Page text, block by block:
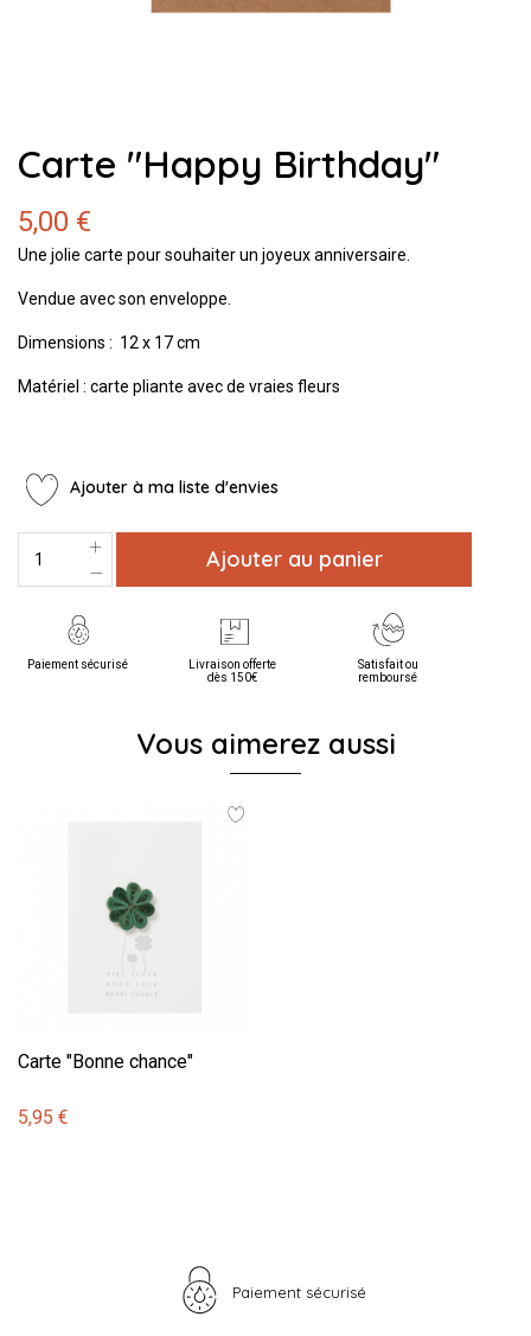
Carte "Happy Birthday"
5,00 €
Une jolie carte pour souhaiter un joyeux anniversaire.
Vendue avec son enveloppe.
Dimensions : 12 x 17 cm
Matériel : carte pliante avec de vraies fleurs
Ajouter à ma liste d'envies
Ajouter au panier
Paiement sécurisé
Livraison offerte
dès 150€
Satisfait ou
remboursé
Vous aimerez aussi
Carte "Bonne chance"
5,95 €
Paiement sécurisé